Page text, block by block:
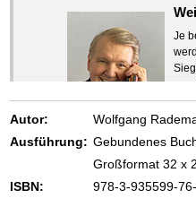
Je
eins
Autor:
Wolfgang
Ausführung: Gebundenes
Großformat 32 x
ISBN:
978-3-935599-